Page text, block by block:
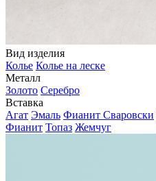
Вид изделия
Колье Колье на леске
Металл
Золото Серебро
Вставка
Агат Эмаль Фианит Сваровски
Фианит Топаз Жемчуг